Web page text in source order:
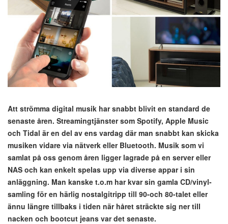
Att strömma digital musik har snabbt blivit en standard de
senaste åren. Streamingtjänster som Spotify, Apple Music
och Tidal är en del av ens vardag där man snabbt kan skicka
musiken vidare via nätverk eller Bluetooth. Musik som vi
samlat på oss genom åren ligger lagrade på en server eller
NAS och kan enkelt spelas upp via diverse appar i sin
anläggning. Man kanske t.o.m har kvar sin gamla CD/vinyl-
samling för en härlig nostalgitripp till 90-och 80-talet eller
ännu längre tillbaks i tiden när håret sträckte sig ner till
nacken och bootcut jeans var det senaste.